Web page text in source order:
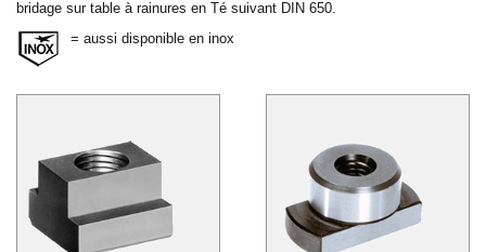
bridage sur table à rainures en Té suivant DIN 650.
= aussi disponible en inox